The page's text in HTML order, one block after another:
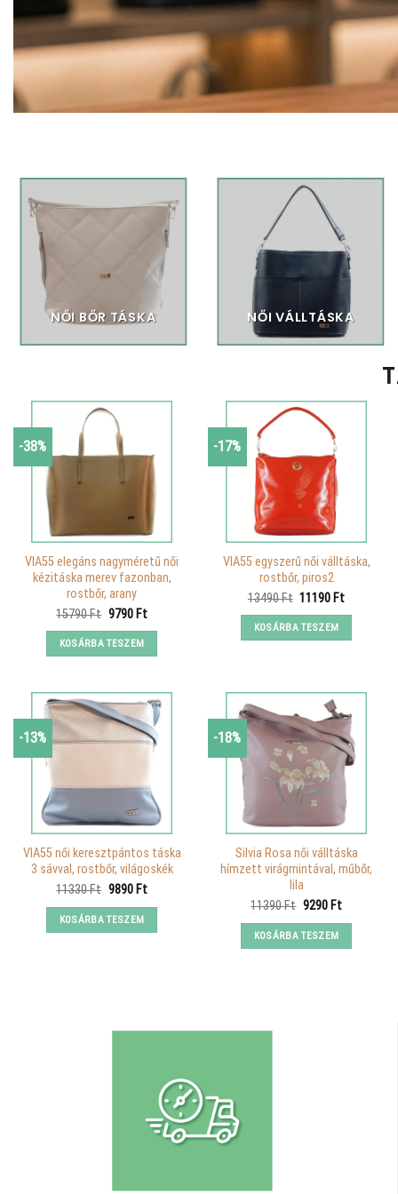
NŐI BŐR TÁSKA NŐI VÁLLTÁSKA
-38%
VIA55 elegáns nagyméretű női
kézitáska merev fazonban,
rostbőr, arany
15790Ft Original
was:
15790 Ft.
9790 FtCurrent
KOSÁRBA TESZEM
-17%
VIA55 egyszerű női válltáska,
rostbőr, piros2
13490Ft Original
was:
13490 Ft.
11190 FtCurrent
KOSÁRBA TESZEM
-13%
VIA55 női keresztpántos táska
3 sávval, rostbőr, világoskék
11330Ft Original
was:
11330 Ft.
9890 FtCurrent
KOSÁRBA TESZEM
-18%
Silvia Rosa női válltáska
hímzett virágmintával, műbőr,
lila
11390Ft Original
was:
11390 Ft.
9290 FtCurrent
KOSÁRBA TESZEM